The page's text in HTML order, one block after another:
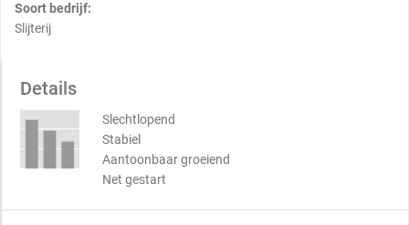
Soort bedrijf:
Slijterij
Details
Slechtlopend
Stabiel
Aantoonbaar groeiend
Net gestart